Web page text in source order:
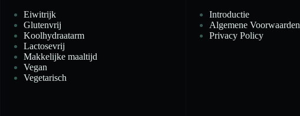
Eiwitrijk
Glutenvrij
Koolhydraatarm
Lactosevrij
Makkelijke maaltijd
Vegan
Vegetarisch
Introductie
Algemene Voorwaarden
Privacy Policy